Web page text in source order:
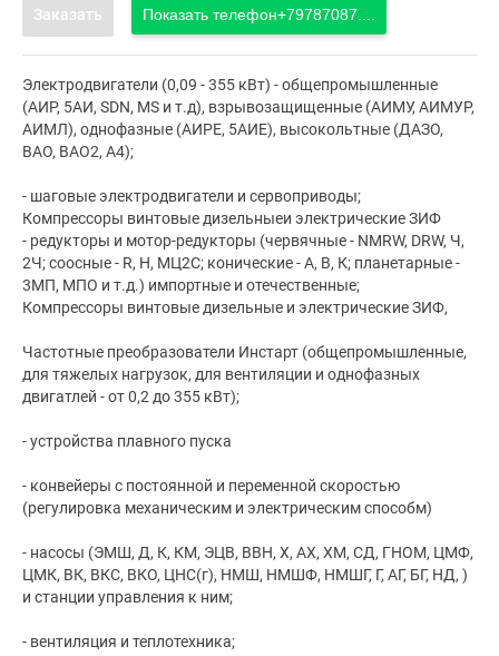
Заказать Показать телефон+79787087....
Электродвигатели (0,09 - 355 кВт) - общепромышленные
(АИР, 5АИ, SDN, MS и т.д), взрывозащищенные (АИМУ, АИМУР,
АИМЛ), однофазные (АИРЕ, 5АИЕ), высокольтные (ДАЗО,
ВАО, ВАО2, А4);
- шаговые электродвигатели и сервоприводы;
Компрессоры винтовые дизельныеи электрические ЗИФ
- редукторы и мотор-редукторы (червячные - NMRW, DRW, Ч,
2Ч; соосные - R, H, МЦ2С; конические - А, В, К; планетарные -
3МП, МПО и т.д.) импортные и отечественные;
Компрессоры винтовые дизельные и электрические ЗИФ,
Частотные преобразователи Инстарт (общепромышленные,
для тяжелых нагрузок, для вентиляции и однофазных
двигатлей - от 0,2 до 355 кВт);
- устройства плавного пуска
- конвейеры с постоянной и переменной скоростью
(регулировка механическим и электрическим способм)
- насосы (ЭМШ, Д, К, КМ, ЭЦВ, ВВН, Х, АХ, ХМ, СД, ГНОМ, ЦМФ,
ЦМК, ВК, ВКС, ВКО, ЦНС(г), НМШ, НМШФ, НМШГ, Г, АГ, БГ, НД, )
и станции управления к ним;
- вентиляция и теплотехника;